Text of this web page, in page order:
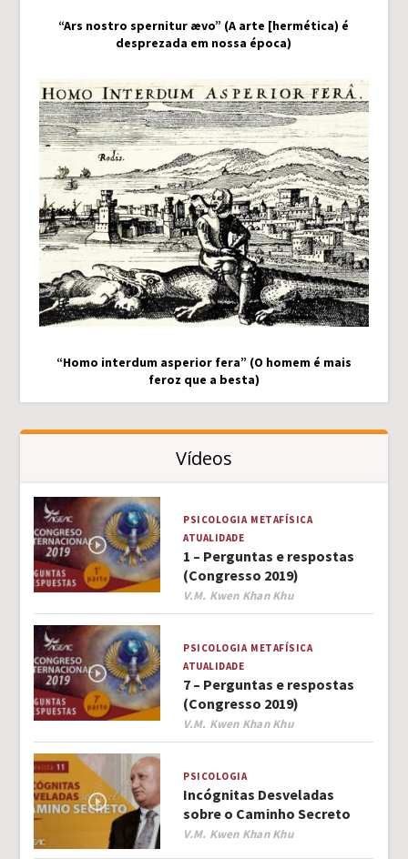
“Ars nostro spernitur ævo” (A arte [hermética) é
desprezada em nossa época)
“Homo interdum asperior fera” (O homem é mais
feroz que a besta)
Vídeos
PSICOLOGIA METAFÍSICA
ATUALIDADE
1 – Perguntas e respostas
(Congresso 2019)
Author
V.M. Kwen Khan Khu
PSICOLOGIA METAFÍSICA
ATUALIDADE
7 – Perguntas e respostas
(Congresso 2019)
Author
V.M. Kwen Khan Khu
PSICOLOGIA
Incógnitas Desveladas
sobre o Caminho Secreto
Author
V.M. Kwen Khan Khu